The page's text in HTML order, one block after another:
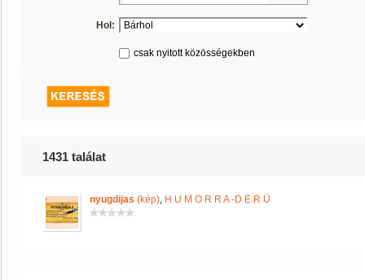
Hol:
csak nyitott közösségekben
1431 találat
nyugdijas (kép), H U M O R R A -D E R Ü